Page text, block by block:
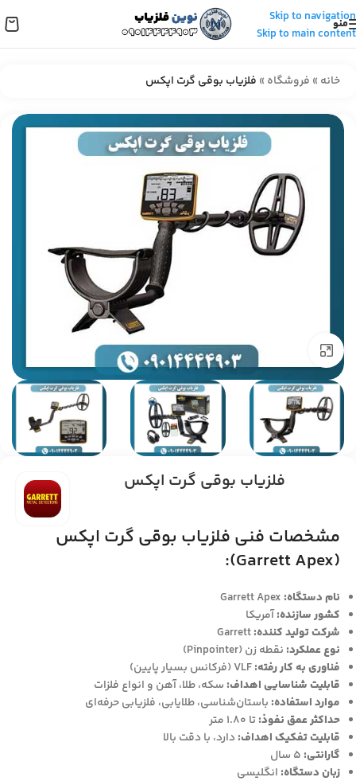
Skip to navigation
Skip to main content
منو
خانه » فروشگاه » فلزیاب بوقی گرت اپکس
برای بزرگنمایی کلیک کنید
فلزیاب بوقی گرت اپکس
مشخصات فنی فلزیاب بوقی گرت اپکس
(Garrett Apex):
نام دستگاه:
کشور سازنده:آمریکا
شرکت تولید کننده:
نوع عملکرد: نقطه زن (Pinpointer)
فناوری به کار رفته:
قابلیت شناسایی اهداف: سکه، طلا، آهن و انواع فلزات
موارد استفاده: باستان‌شناسی، طلایابی، فلزیابی حرفه‌ای
حداکثر عمق نفوذ:تا 1.80 متر
قابلیت تفکیک اهداف: دارد، با دقت بالا
گارانتی:
زبان دستگاه: انگلیسی